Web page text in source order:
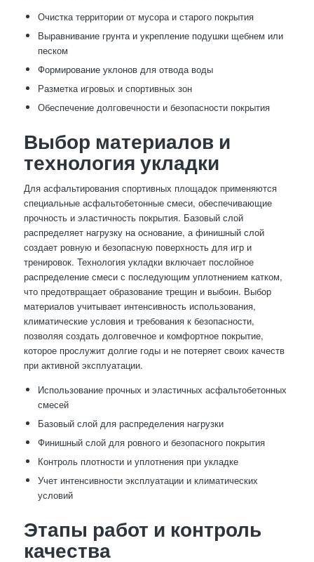
Очистка территории от мусора и старого покрытия
Выравнивание грунта и укрепление подушки щебнем или
песком
Формирование уклонов для отвода воды
Разметка игровых и спортивных зон
Обеспечение долговечности и безопасности покрытия
Выбор материалов и
технология укладки
Для асфальтирования спортивных площадок применяются
специальные асфальтобетонные смеси, обеспечивающие
прочность и эластичность покрытия. Базовый слой
распределяет нагрузку на основание, а финишный слой
создает ровную и безопасную поверхность для игр и
тренировок. Технология укладки включает послойное
распределение смеси с последующим уплотнением катком,
что предотвращает образование трещин и выбоин. Выбор
материалов учитывает интенсивность использования,
климатические условия и требования к безопасности,
позволяя создать долговечное и комфортное покрытие,
которое прослужит долгие годы и не потеряет своих качеств
при активной эксплуатации.
Использование прочных и эластичных асфальтобетонных
смесей
Базовый слой для распределения нагрузки
Финишный слой для ровного и безопасного покрытия
Контроль плотности и уплотнения при укладке
Учет интенсивности эксплуатации и климатических
условий
Этапы работ и контроль
качества